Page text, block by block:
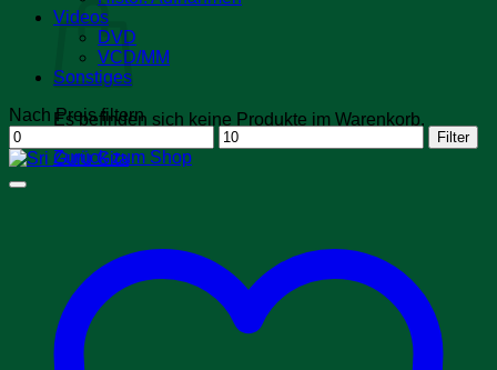
Es befinden sich keine Produkte im Warenkorb.
Zurück zum Shop
Videos
DVD
VCD/MM
Sonstiges
Nach Preis filtern
Min.
Preis
Max.
Preis
Filter